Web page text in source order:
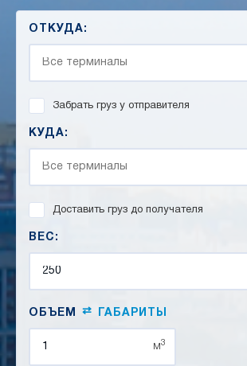
ОТКУДА:
Забрать груз у отправителя
КУДА:
Доставить груз до получателя
ВЕС:
ОБЪЕМ ⇄ ГАБАРИТЫ
м3